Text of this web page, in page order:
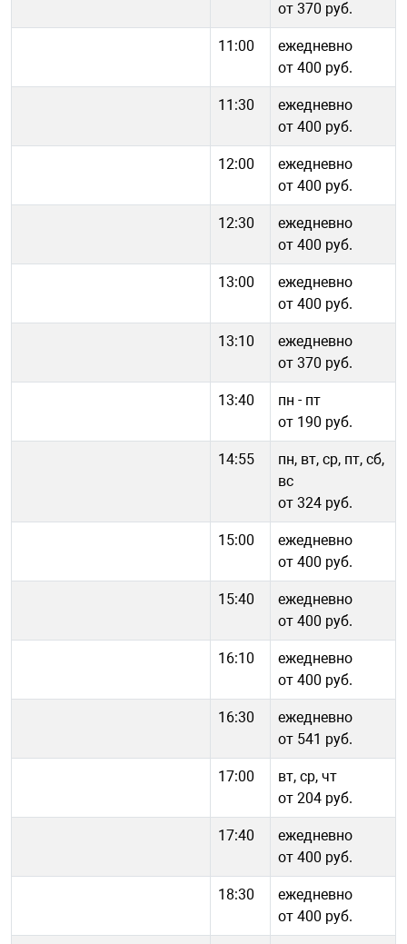
от 370 руб.
11:00
ежедневно
от 400 руб.
11:30
ежедневно
от 400 руб.
12:00
ежедневно
от 400 руб.
12:30
ежедневно
от 400 руб.
13:00
ежедневно
от 400 руб.
13:10
ежедневно
от 370 руб.
13:40
пн - пт
от 190 руб.
14:55
пн, вт, ср, пт, сб,
вс
от 324 руб.
15:00
ежедневно
от 400 руб.
15:40
ежедневно
от 400 руб.
16:10
ежедневно
от 400 руб.
16:30
ежедневно
от 541 руб.
17:00
вт, ср, чт
от 204 руб.
17:40
ежедневно
от 400 руб.
18:30
ежедневно
от 400 руб.